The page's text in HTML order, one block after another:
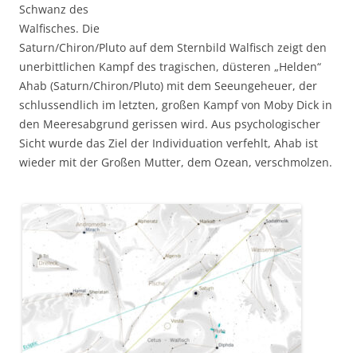
Schwanz des
Walfisches. Die
Saturn/Chiron/Pluto auf dem Sternbild Walfisch zeigt den
unerbittlichen Kampf des tragischen, düsteren „Helden“
Ahab (Saturn/Chiron/Pluto) mit dem Seeungeheuer, der
schlussendlich im letzten, großen Kampf von Moby Dick in
den Meeresabgrund gerissen wird. Aus psychologischer
Sicht wurde das Ziel der Individuation verfehlt, Ahab ist
wieder mit der Großen Mutter, dem Ozean, verschmolzen.